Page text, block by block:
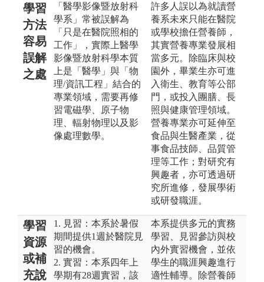
學習
方法
容易
誤解
之處
「醫學影像暨放射科
學系」常被誤解為
「只是在醫院照相的
工作」，實際上醫學
影像暨放射科學本質
上是「醫學」與「物
理/資訊工程」結合的
專業領域，需要再修
習電磁學、原子物
理、輻射物理以及影
像處理數學。
許多人誤以為就讀營
養系未來只能在醫院
或學校擔任營養師，
其實營養專業發展相
當多元。除臨床與校
園外，畢業生亦可進
入衛生、教育等公部
門，或投入團膳、長
照與健康管理領域。
營養專業亦可延伸至
食品與生醫產業，從
事食品技師、品質管
理等工作；對研究有
興趣者，亦可透過研
究所進修，發展學術
或研發職涯。
學習
資源
或補
充說
1. 見習：本系於暑假
期間提供1週於醫院見
習的機會。
2. 實習：本系四年上
學期有28週實習，該
本系提供多元的實務
學習、見習參訪與校
內外實習機會，並依
學生的職涯興趣進行
適性輔導。除營養師